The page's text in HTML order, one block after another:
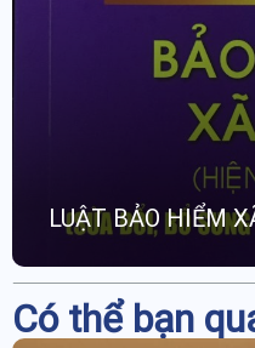
LUẬT BẢO HIỂM
Có thể bạn